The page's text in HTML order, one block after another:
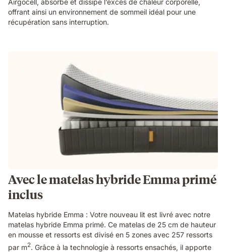
offrant ainsi un environnement de sommeil idéal pour une
récupération sans interruption.
Avec le matelas hybride Emma primé
inclus
Matelas hybride Emma : Votre nouveau lit est livré avec notre
matelas hybride Emma primé. Ce matelas de 25 cm de hauteur
en mousse et ressorts est divisé en 5 zones avec 257 ressorts
par m2
. Grâce à la technologie à ressorts ensachés, il apporte